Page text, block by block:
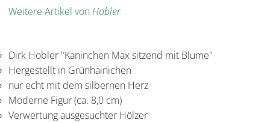
Weitere Artikel vonHobler
Dirk Hobler "Kaninchen Max sitzend mit Blume"
Hergestellt in Grünhainichen
nur echt mit dem silbernen Herz
Moderne Figur (ca. 8,0 cm)
Verwertung ausgesuchter Hölzer